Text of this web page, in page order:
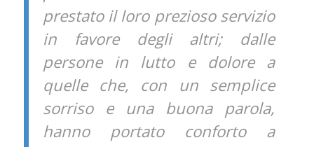
prestato il loro prezioso servizio
in favore degli altri; dalle
persone in lutto e dolore a
quelle che, con un semplice
sorriso e una buona parola,
hanno portato conforto a